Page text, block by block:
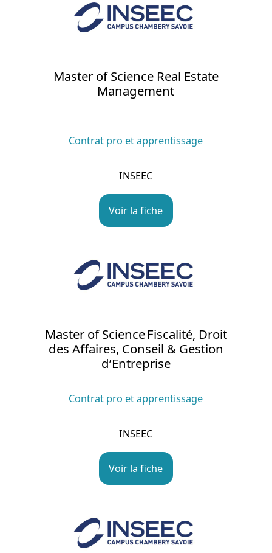
Master of Science Real Estate
Management
Contrat pro et apprentissage
INSEEC
Voir la fiche
Master of Science Fiscalité, Droit
des Affaires, Conseil & Gestion
d’Entreprise
Contrat pro et apprentissage
INSEEC
Voir la fiche